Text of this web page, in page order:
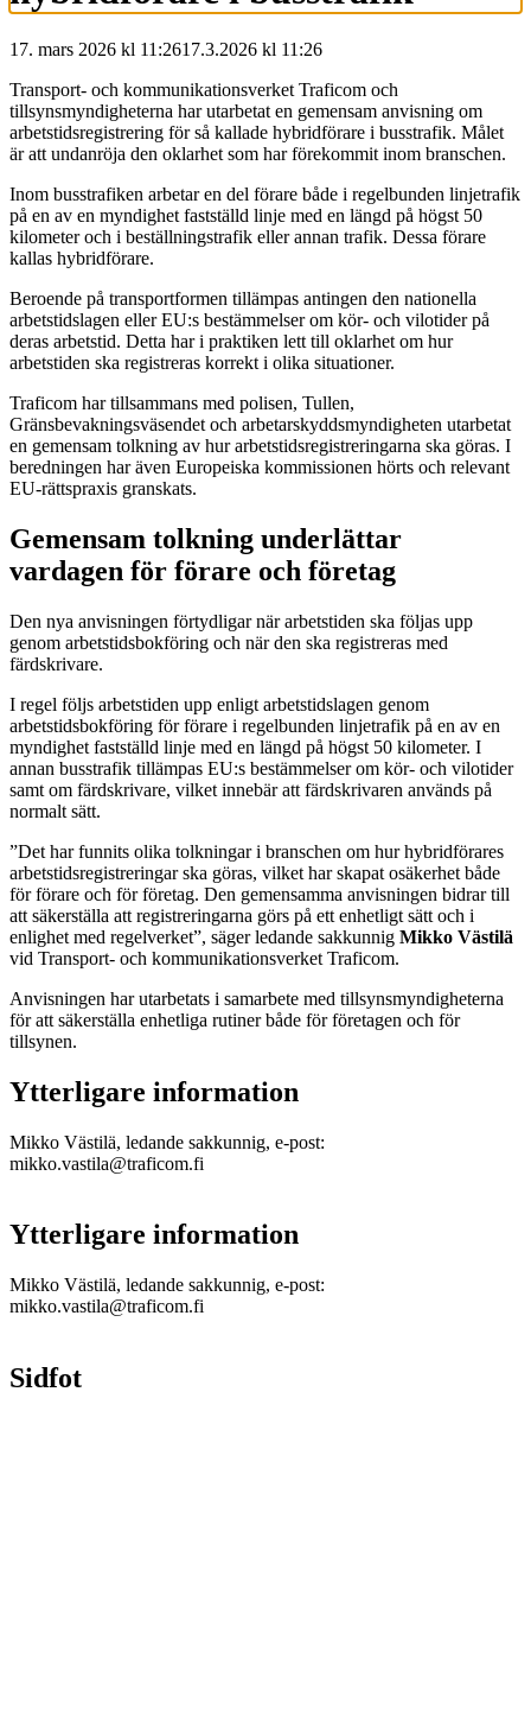
17. mars 2026 kl 11:2617.3.2026 kl 11:26
Transport- och kommunikationsverket Traficom och
tillsynsmyndigheterna har utarbetat en gemensam anvisning om
arbetstidsregistrering för så kallade hybridförare i busstrafik. Målet
är att undanröja den oklarhet som har förekommit inom branschen.
Inom busstrafiken arbetar en del förare både i regelbunden linjetrafik
på en av en myndighet fastställd linje med en längd på högst 50
kilometer och i beställningstrafik eller annan trafik. Dessa förare
kallas hybridförare.
Beroende på transportformen tillämpas antingen den nationella
arbetstidslagen eller EU:s bestämmelser om kör- och vilotider på
deras arbetstid. Detta har i praktiken lett till oklarhet om hur
arbetstiden ska registreras korrekt i olika situationer.
Traficom har tillsammans med polisen, Tullen,
Gränsbevakningsväsendet och arbetarskyddsmyndigheten utarbetat
en gemensam tolkning av hur arbetstidsregistreringarna ska göras. I
beredningen har även Europeiska kommissionen hörts och relevant
EU-rättspraxis granskats.
Gemensam tolkning underlättar
vardagen för förare och företag
Den nya anvisningen förtydligar när arbetstiden ska följas upp
genom arbetstidsbokföring och när den ska registreras med
färdskrivare.
I regel följs arbetstiden upp enligt arbetstidslagen genom
arbetstidsbokföring för förare i regelbunden linjetrafik på en av en
myndighet fastställd linje med en längd på högst 50 kilometer. I
annan busstrafik tillämpas EU:s bestämmelser om kör- och vilotider
samt om färdskrivare, vilket innebär att färdskrivaren används på
normalt sätt.
”Det har funnits olika tolkningar i branschen om hur hybridförares
arbetstidsregistreringar ska göras, vilket har skapat osäkerhet både
för förare och för företag. Den gemensamma anvisningen bidrar till
att säkerställa att registreringarna görs på ett enhetligt sätt och i
enlighet med regelverket”, säger ledande sakkunnig Mikko Västilä
vid Transport- och kommunikationsverket Traficom.
Anvisningen har utarbetats i samarbete med tillsynsmyndigheterna
för att säkerställa enhetliga rutiner både för företagen och för
tillsynen.
Ytterligare information
Mikko Västilä, ledande sakkunnig, e-post:
mikko.vastila@traficom.fi
Ytterligare information
Mikko Västilä, ledande sakkunnig, e-post:
mikko.vastila@traficom.fi
Sidfot